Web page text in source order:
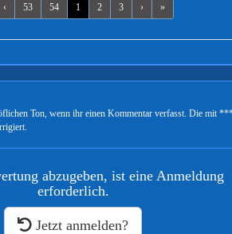
‹ 53 54 1 2 3 › »
Ton, wenn ihr einen Kommentar verfasst. Die mit
abzugeben, ist eine Anmeldung
erforderlich.
Jetzt anmelden?